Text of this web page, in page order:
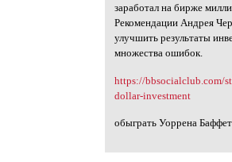
заработал на бирже
Рекомендации Андрея
улучшить результаты
множества ошибок.
https://bbsocialclub.com/
dollar-investment
обыграть Уоррена